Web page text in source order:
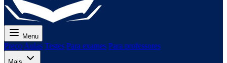
Menu
Preço Aulas Testes Para exames Para professores